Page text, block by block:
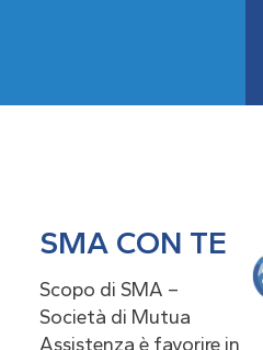
SMA CON TE
Scopo di SMA –
Società di Mutua
Assistenza è favorire in